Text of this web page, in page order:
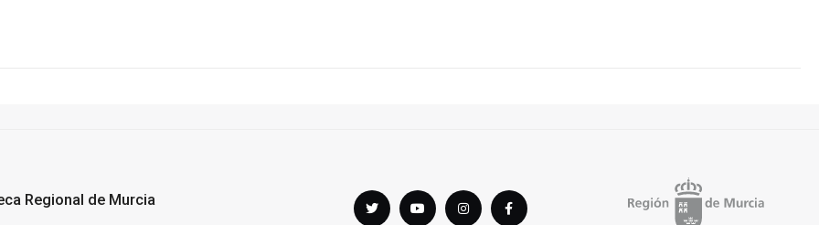
Regional de Murcia
Síguenos
en
Twitter youTubeinstagram